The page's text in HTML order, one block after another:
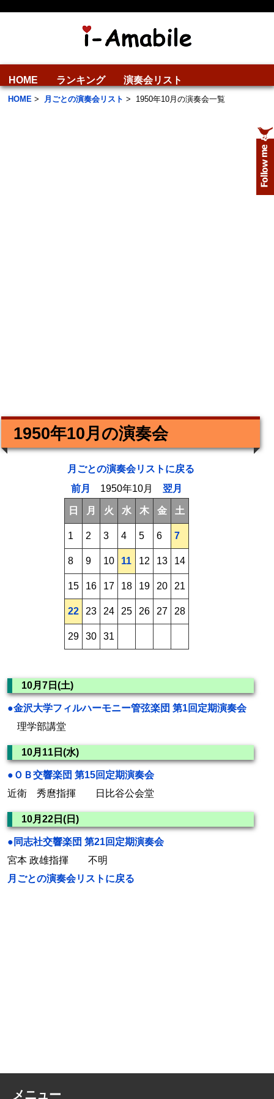
HOME ランキング 演奏会リスト
HOME > 月ごとの演奏会リスト > 1950年10月の演奏会一覧
1950年10月の演奏会
月ごとの演奏会リストに戻る
前月
1950年10月 翌月
日 月 火 水 木 金 土
1 2 3 4 5 6 7
8 9 10 11 12 13 14
15 16 17 18 19 20 21
22 23 24 25 26 27 28
29 30 31
10月7日(土)
●金沢大学フィルハーモニー管弦楽団 第1回定期演奏会
理学部講堂
10月11日(水)
●ＯＢ交響楽団 第15回定期演奏会
近衛 秀麿指揮 日比谷公会堂
10月22日(日)
●同志社交響楽団 第21回定期演奏会
宮本 政雄指揮 不明
月ごとの演奏会リストに戻る
メニュー